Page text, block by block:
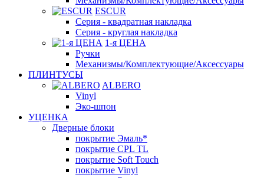
ESCUR
Серия - квадратная накладка
Серия - круглая накладка
1-я ЦЕНА
Ручки
Механизмы/Комплектующие/Аксессуары
ПЛИНТУСЫ
ALBERO
Vinyl
Эко-шпон
УЦЕНКА
Дверные блоки
покрытие Эмаль*
покрытие CPL TL
покрытие Soft Touch
покрытие Vinyl